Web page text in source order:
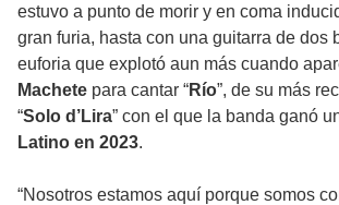
estuvo a punto de morir y en coma
gran furia, hasta con una guitarra de dos
euforia que explotó aun más cuando
Machete para cantar “Río”, de su más
“Solo d’Lira” con el que la banda ganó
Latino en 2023.
“Nosotros estamos aquí porque somos